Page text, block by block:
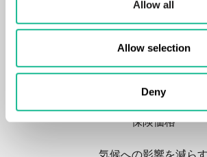
Allow all
Allow selection
Deny
交通事故を減らす
コントロール・リスク
テレマティクス・データの
保険価格